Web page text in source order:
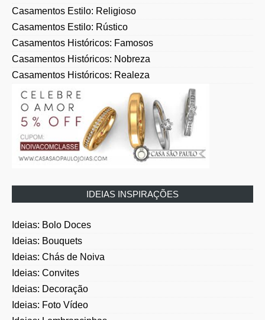
Casamentos Estilo: Rústico
Casamentos Históricos: Famosos
Casamentos Históricos: Nobreza
Casamentos Históricos: Realeza
Ideias: Bouquets
Ideias: Chás de Noiva
Ideias: Convites
Ideias: Decoração
Ideias: Foto Vídeo
Ideias: Lembrancinhas